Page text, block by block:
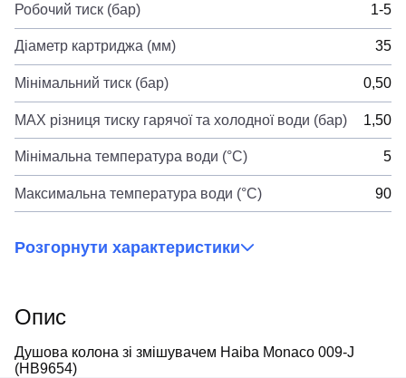
Робочий тиск (бар) 1-5
Діаметр картриджа (мм) 35
Мінімальний тиск (бар) 0,50
MAX різниця тиску гарячої та холодної води (бар) 1,50
Мінімальна температура води (°C) 5
Максимальна температура води (°C) 90
Розгорнути характеристики
Опис
Душова колона зі змішувачем Haiba Monaco 009-J
(HB9654)